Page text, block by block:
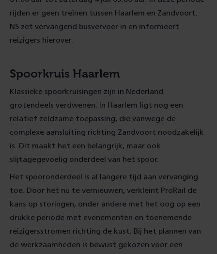
rijden er geen treinen tussen Haarlem en Zandvoort.
NS zet vervangend busvervoer in en informeert
reizigers hierover.
Spoorkruis Haarlem
Klassieke spoorkruisingen zijn in Nederland
grotendeels verdwenen. In Haarlem ligt nog een
relatief zeldzame toepassing, die vanwege de
complexe aansluiting richting Zandvoort noodzakelijk
is. Dit maakt het een belangrijk, maar ook
slijtagegevoelig onderdeel van het spoor.
Het spooronderdeel is al langere tijd aan vervanging
toe. Door het nu te vernieuwen, verkleint ProRail de
kans op storingen, onder andere met het oog op een
drukke periode met evenementen en toenemende
reizigersstromen richting de kust. Bij het plannen van
de werkzaamheden is bewust gekozen voor een